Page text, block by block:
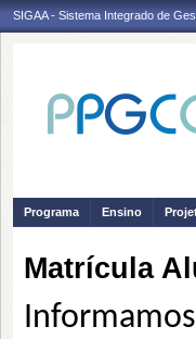
SIGAA - Sistema Integrado de
Programa Ensino
Matrícula